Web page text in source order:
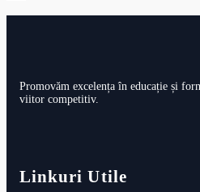
Promovăm excelența în educație și
viitor competitiv.
Linkuri Utile